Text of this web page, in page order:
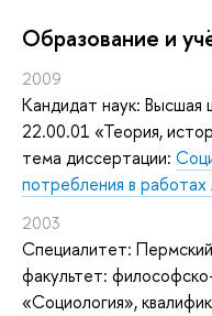
Oбразование и
2009
Кандидат наук: Высшая
22.00.01 «Теория,
тема диссертации:
потребления в
2003
Специалитет:
факультет:
«Социология»,